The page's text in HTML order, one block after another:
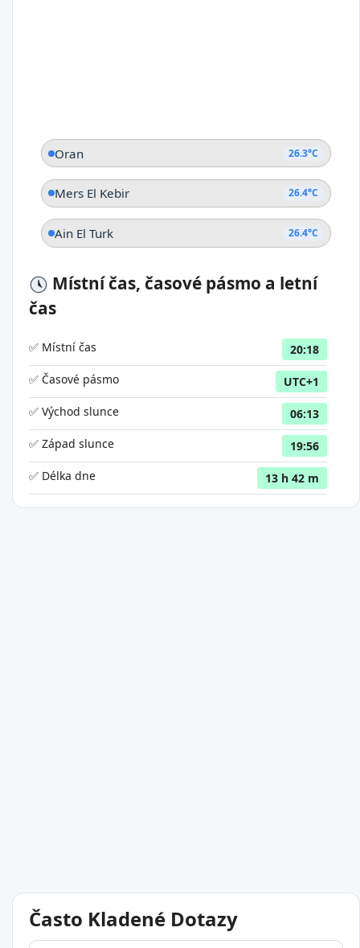
Oran 26.3°C
Mers El Kebir 26.4°C
Ain El Turk 26.4°C
Místní čas, časové pásmo a letní
čas
✅ Místní čas
20:18
✅ Časové pásmo
UTC+1
✅ Východ slunce
06:13
✅ Západ slunce
19:56
✅ Délka dne
13 h 42 m
Často Kladené Dotazy